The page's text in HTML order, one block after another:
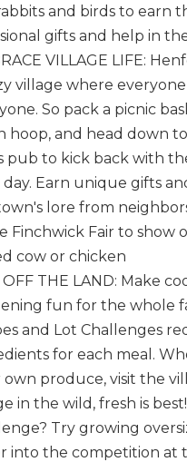
and birds to earn
gifts and help in
VILLAGE LIFE:
village where
So pack a picnic
hoop, and head down
pub to kick back with
day. Earn unique gifts
lore from
Finchwick Fair to show
cow or chicken
OFF THE LAND: Make
fun for the whole
and Lot Challenges
for each meal.
produce, visit the
in the wild, fresh is
Try growing
into the competition at